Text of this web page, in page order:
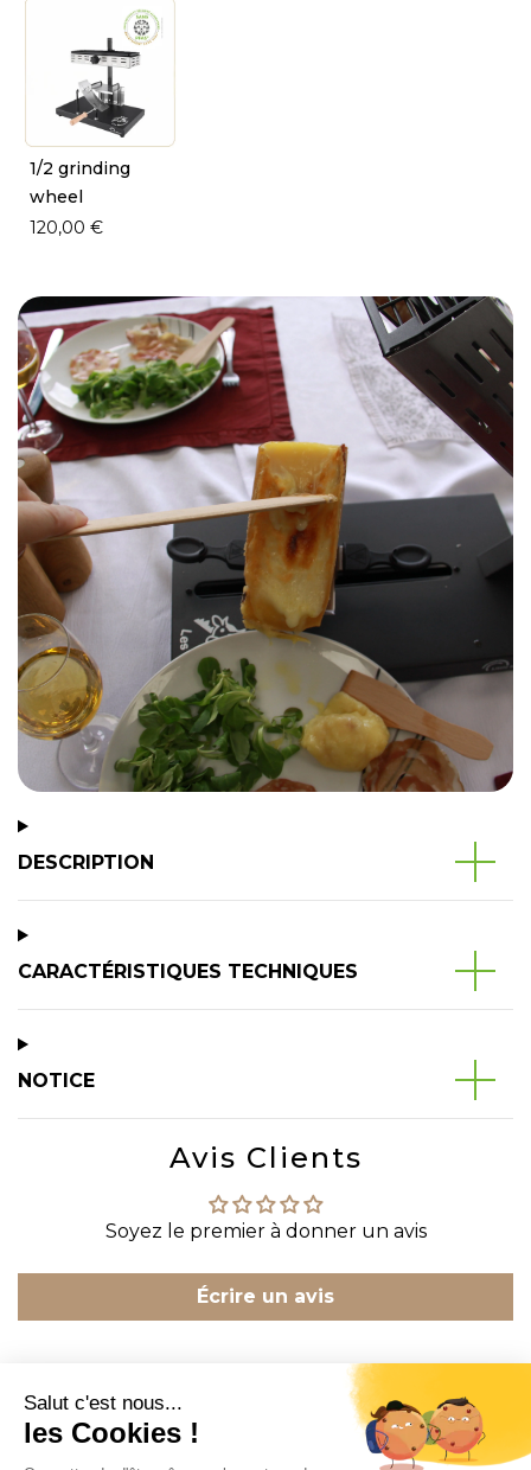
1/2 grinding
wheel
120,00 €
DESCRIPTION
CARACTÉRISTIQUES TECHNIQUES
NOTICE
Avis Clients
Soyez le premier à donner un avis
Écrire un avis
CONTACT